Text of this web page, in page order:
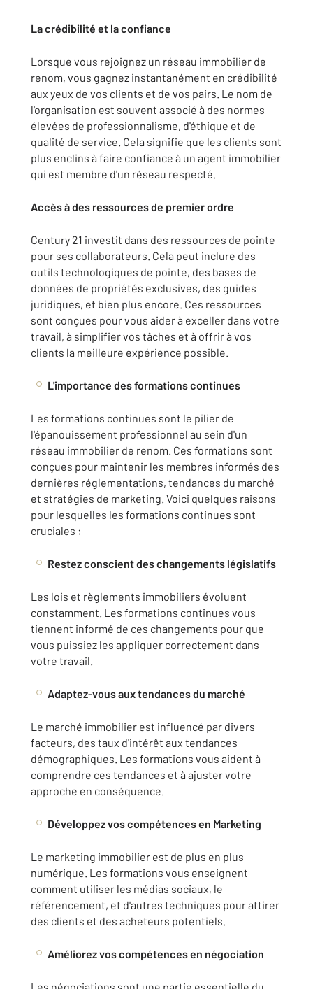
La crédibilité et la confiance
Lorsque vous rejoignez un réseau immobilier de
renom, vous gagnez instantanément en crédibilité
aux yeux de vos clients et de vos pairs. Le nom de
l'organisation est souvent associé à des normes
élevées de professionnalisme, d'éthique et de
qualité de service. Cela signifie que les clients sont
plus enclins à faire confiance à un agent immobilier
qui est membre d'un réseau respecté.
Accès à des ressources de premier ordre
Century 21 investit dans des ressources de pointe
pour ses collaborateurs. Cela peut inclure des
outils technologiques de pointe, des bases de
données de propriétés exclusives, des guides
juridiques, et bien plus encore. Ces ressources
sont conçues pour vous aider à exceller dans votre
travail, à simplifier vos tâches et à offrir à vos
clients la meilleure expérience possible.
L'importance des formations continues
Les formations continues sont le pilier de
l'épanouissement professionnel au sein d'un
réseau immobilier de renom. Ces formations sont
conçues pour maintenir les membres informés des
dernières réglementations, tendances du marché
et stratégies de marketing. Voici quelques raisons
pour lesquelles les formations continues sont
cruciales :
Restez conscient des changements législatifs
Les lois et règlements immobiliers évoluent
constamment. Les formations continues vous
tiennent informé de ces changements pour que
vous puissiez les appliquer correctement dans
votre travail.
Adaptez-vous aux tendances du marché
Le marché immobilier est influencé par divers
facteurs, des taux d'intérêt aux tendances
démographiques. Les formations vous aident à
comprendre ces tendances et à ajuster votre
approche en conséquence.
Développez vos compétences en Marketing
Le marketing immobilier est de plus en plus
numérique. Les formations vous enseignent
comment utiliser les médias sociaux, le
référencement, et d'autres techniques pour attirer
des clients et des acheteurs potentiels.
Améliorez vos compétences en négociation